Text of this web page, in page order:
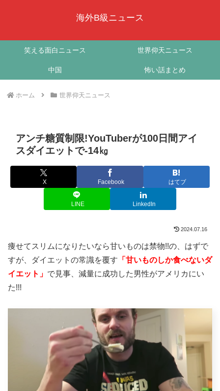
海外B級ニュース
笑える面白ニュース 世界仰天ニュース
中国 怖い話まとめ
ホーム 世界仰天ニュース
アンチ糖質制限!YouTuberが100日間アイ
スダイエットで-14㎏
X Facebook はてブ
LINE LinkedIn
2024.07.16
痩せてスリムになりたいなら甘いものは禁物!!の、はずで
すが、ダイエットの常識を覆す 「甘いものしか食べないダ
イエット」 で見事、減量に成功した男性がアメリカにい
た!!!